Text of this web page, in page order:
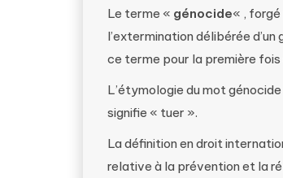
Le terme « génocide« ,
l’extermination délibérée
ce terme pour la première fois
L’étymologie du mot
signifie « tuer ».
La définition en droit
relative à la prévention et la